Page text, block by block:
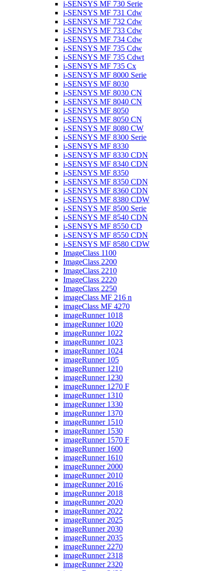
i-SENSYS MF 730 Serie
i-SENSYS MF 731 Cdw
i-SENSYS MF 732 Cdw
i-SENSYS MF 733 Cdw
i-SENSYS MF 734 Cdw
i-SENSYS MF 735 Cdw
i-SENSYS MF 735 Cdwt
i-SENSYS MF 735 Cx
i-SENSYS MF 8000 Serie
i-SENSYS MF 8030
i-SENSYS MF 8030 CN
i-SENSYS MF 8040 CN
i-SENSYS MF 8050
i-SENSYS MF 8050 CN
i-SENSYS MF 8080 CW
i-SENSYS MF 8300 Serie
i-SENSYS MF 8330
i-SENSYS MF 8330 CDN
i-SENSYS MF 8340 CDN
i-SENSYS MF 8350
i-SENSYS MF 8350 CDN
i-SENSYS MF 8360 CDN
i-SENSYS MF 8380 CDW
i-SENSYS MF 8500 Serie
i-SENSYS MF 8540 CDN
i-SENSYS MF 8550 CD
i-SENSYS MF 8550 CDN
i-SENSYS MF 8580 CDW
ImageClass 1100
ImageClass 2200
ImageClass 2210
ImageClass 2220
ImageClass 2250
imageClass MF 216 n
imageClass MF 4270
imageRunner 1018
imageRunner 1020
imageRunner 1022
imageRunner 1023
imageRunner 1024
imageRunner 105
imageRunner 1210
imageRunner 1230
imageRunner 1270 F
imageRunner 1310
imageRunner 1330
imageRunner 1370
imageRunner 1510
imageRunner 1530
imageRunner 1570 F
imageRunner 1600
imageRunner 1610
imageRunner 2000
imageRunner 2010
imageRunner 2016
imageRunner 2018
imageRunner 2020
imageRunner 2022
imageRunner 2025
imageRunner 2030
imageRunner 2035
imageRunner 2270
imageRunner 2318
imageRunner 2320